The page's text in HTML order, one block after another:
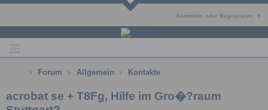
Anmelden oder Registrieren
Forum Allgemein Kontakte
acrobat se + T8Fg, Hilfe im Gro�?raum